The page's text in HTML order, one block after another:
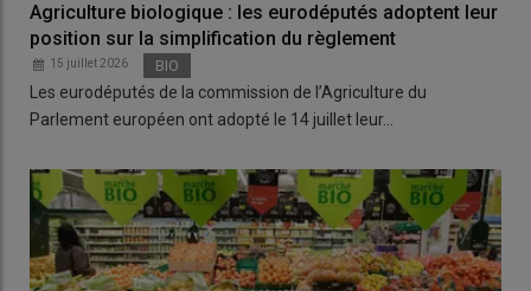
Agriculture biologique : les eurodéputés adoptent leur
position sur la simplification du règlement
15 juillet 2026 BIO
Les eurodéputés de la commission de l’Agriculture du
Parlement européen ont adopté le 14 juillet leur…